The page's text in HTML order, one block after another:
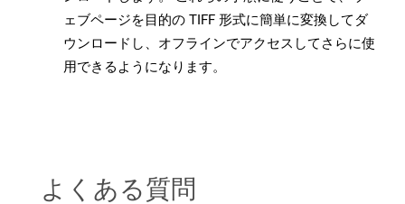
ェブページを目的の TIFF 形式に簡単に変換してダ
ウンロードし、オフラインでアクセスしてさらに使
用できるようになります。
よくある質問